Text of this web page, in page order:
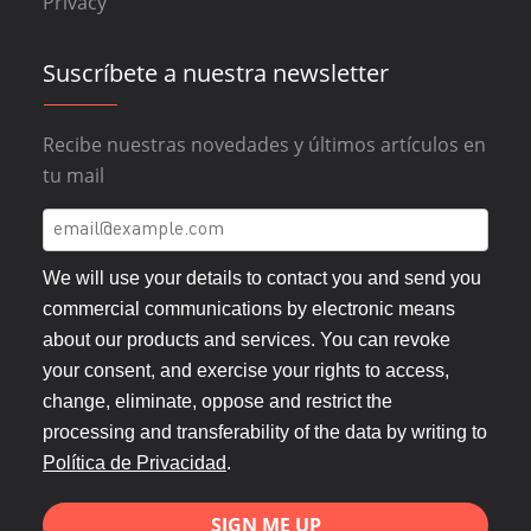
Suscríbete a nuestra newsletter
Recibe nuestras novedades y últimos artículos en
tu mail
We will use your details to contact you and send you
commercial communications by electronic means
about our products and services. You can revoke
your consent, and exercise your rights to access,
change, eliminate, oppose and restrict the
processing and transferability of the data by writing to
Política de Privacidad.
SIGN ME UP